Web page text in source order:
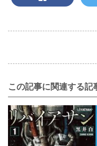
この記事に関連する記